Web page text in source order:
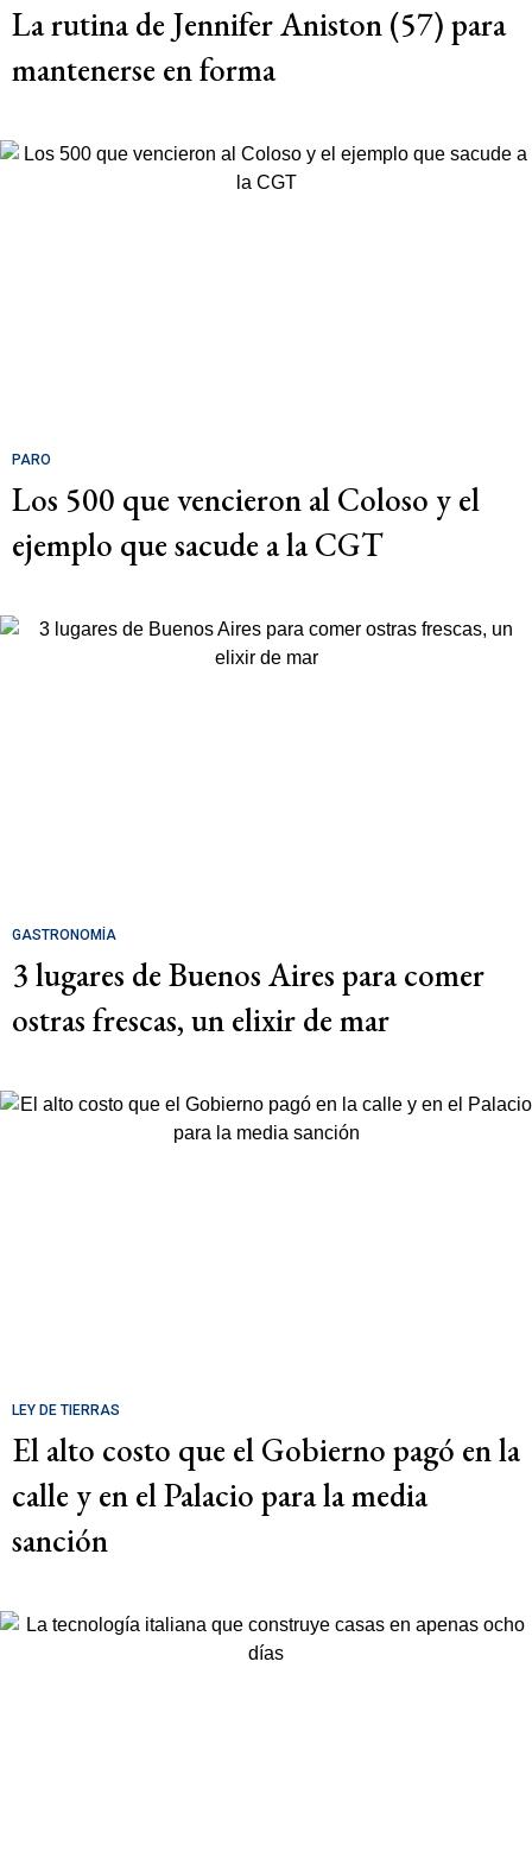
La rutina de Jennifer Aniston (57) para
mantenerse en forma
PARO
Los 500 que vencieron al Coloso y el
ejemplo que sacude a la CGT
GASTRONOMÍA
3 lugares de Buenos Aires para comer
ostras frescas, un elixir de mar
LEY DE TIERRAS
El alto costo que el Gobierno pagó en la
calle y en el Palacio para la media
sanción